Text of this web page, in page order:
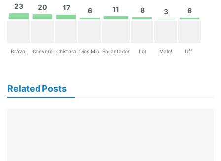
23
Bravo!
20
Chevere
17
Chistoso
6
Dios Mio!
11
Encantador
8
Lol
3
Malo!
6
Uff!
Related Posts